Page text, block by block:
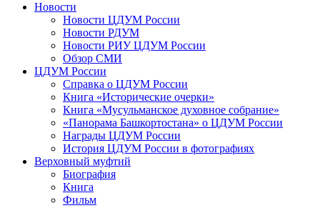
Новости
Новости ЦДУМ России
Новости РДУМ
Новости РИУ ЦДУМ России
Обзор СМИ
ЦДУМ России
Справка о ЦДУМ России
Книга «Исторические очерки»
Книга «Мусульманское духовное собрание»
«Панорама Башкортостана» о ЦДУМ России
Награды ЦДУМ России
История ЦДУМ России в фотографиях
Верховный муфтий
Биография
Книга
Фильм